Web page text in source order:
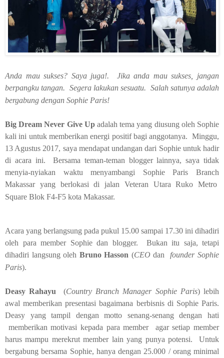
Anda mau sukses? Saya juga!. Jika anda mau sukses, jangan
berpangku tangan. Segera lakukan sesuatu. Salah satunya adalah
bergabung dengan Sophie Paris!
Big Dream Never Give Up adalah tema yang diusung oleh Sophie
kali ini untuk memberikan energi positif bagi anggotanya. Minggu,
13 Agustus 2017, saya mendapat undangan dari Sophie untuk hadir
di acara ini. Bersama teman-teman blogger lainnya, saya tidak
menyia-nyiakan waktu menyambangi Sophie Paris Branch
Makassar yang berlokasi di jalan Veteran Utara Ruko Metro
Square Blok F4-F5 kota Makassar.
Acara yang berlangsung pada pukul 15.00 sampai 17.30 ini dihadiri
oleh para member Sophie dan blogger. Bukan itu saja, tetapi
dihadiri langsung oleh Bruno Hasson (CEOdan
founder Sophie
Paris).
Deasy Rahayu (Country Branch Manager Sophie Paris) lebih
awal memberikan presentasi bagaimana berbisnis di Sophie Paris.
Deasy yang tampil dengan motto senang-senang dengan hati
memberikan motivasi kepada para member agar setiap member
harus mampu merekrut member lain yang punya potensi. Untuk
bergabung bersama Sophie, hanya dengan 25.000 / orang minimal